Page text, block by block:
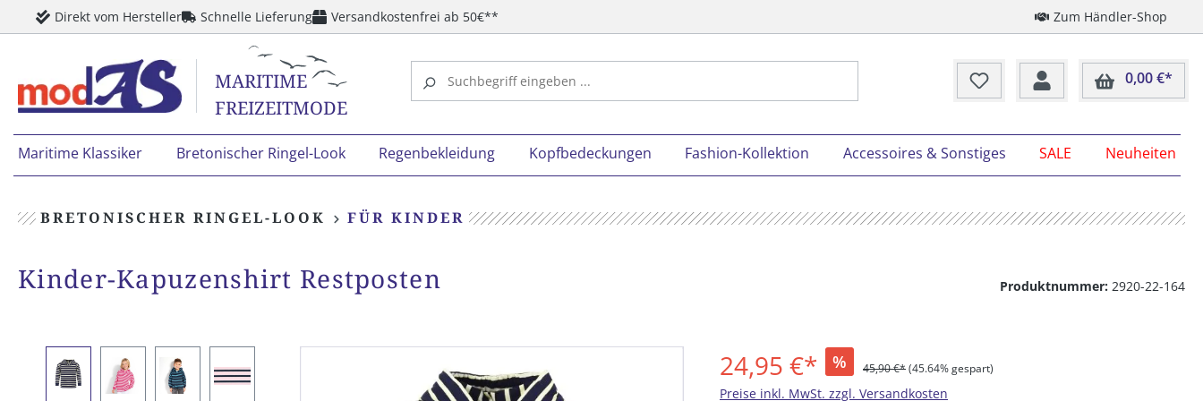
Zur Hauptnavigation springen
Direkt vom Hersteller Schnelle Lieferung Versandkostenfrei ab 50€** Zum Händler-Shop
MARITIME
FREIZEITMODE
0,00 €*
Maritime Klassiker Bretonischer Ringel-Look Regenbekleidung Kopfbedeckungen Fashion-Kollektion Accessoires & Sonstiges SALE Neuheiten
BRETONISCHER RINGEL-LOOK FÜR KINDER
Kinder-Kapuzenshirt Restposten Produktnummer: 2920-22-164
Bildergalerie überspringen 24,95 €* % 45,90 €*(45.64% gespart)
Preise inkl. MwSt. zzgl. Versandkosten